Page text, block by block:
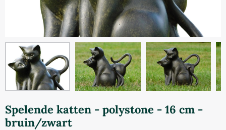
Spelende katten - polystone - 16 cm -
bruin/zwart